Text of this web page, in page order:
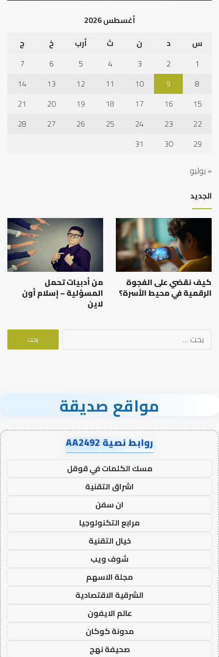
أغسطس 2026
س
د ن ث أرب خ
ج
1
2
3
4
5
6
7
8
9
10
11
12
13
14
15
16
17
18
19
20
21
22
23
24
25
26
27
28
29
30
31
« يوليو
الجديد
كيف نقضي على الفجوة
الرقمية في محيط الأسرة؟
من أدبيات تحمل
المسؤلية – إسلام أون
لاين
البحث
مواقع صديقة
روابط نصية AA2492
مسك الكلمات في قوقل
اشراق التقنية
ان سفن
مرابع التكنولوجيا
خيال التقنية
شوف ويب
مجلة الاسهم
الشرقية الاقتصادية
عالم الايفون
مدونة كوكان
صحيفة نهج